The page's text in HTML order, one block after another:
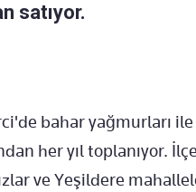
satıyor.
bahar yağmurları
her yıl toplanıyor.
ve Yeşildere